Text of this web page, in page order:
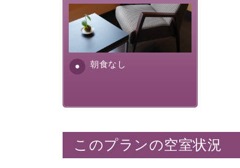
朝食なし
朝食なし。ご朝食を付ける場
合は朝食付きのプランをお選
びくださいませ。
このプランの空室状況